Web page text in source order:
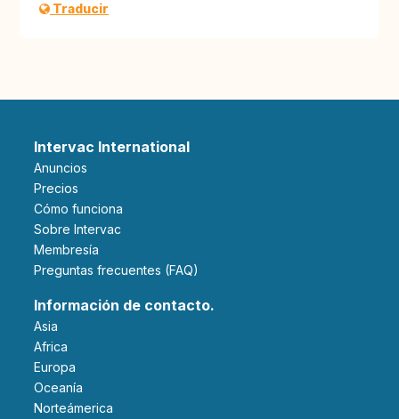
Traducir
Intervac International
Anuncios
Precios
Cómo funciona
Sobre Intervac
Membresía
Preguntas frecuentes (FAQ)
Información de contacto.
Asia
Africa
Europa
Oceanía
Norteámerica